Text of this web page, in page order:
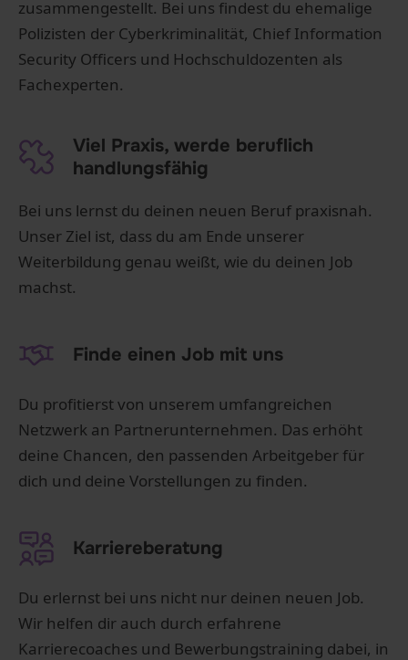
zusammengestellt. Bei uns findest du ehemalige
Polizisten der Cyberkriminalität, Chief Information
Security Officers und Hochschuldozenten als
Fachexperten.
Viel Praxis, werde beruflich
handlungsfähig
Bei uns lernst du deinen neuen Beruf praxisnah.
Unser Ziel ist, dass du am Ende unserer
Weiterbildung genau weißt, wie du deinen Job
machst.
Finde einen Job mit uns
Du profitierst von unserem umfangreichen
Netzwerk an Partnerunternehmen. Das erhöht
deine Chancen, den passenden Arbeitgeber für
dich und deine Vorstellungen zu finden.
Karriereberatung
Du erlernst bei uns nicht nur deinen neuen Job.
Wir helfen dir auch durch erfahrene
Karrierecoaches und Bewerbungstraining dabei, in